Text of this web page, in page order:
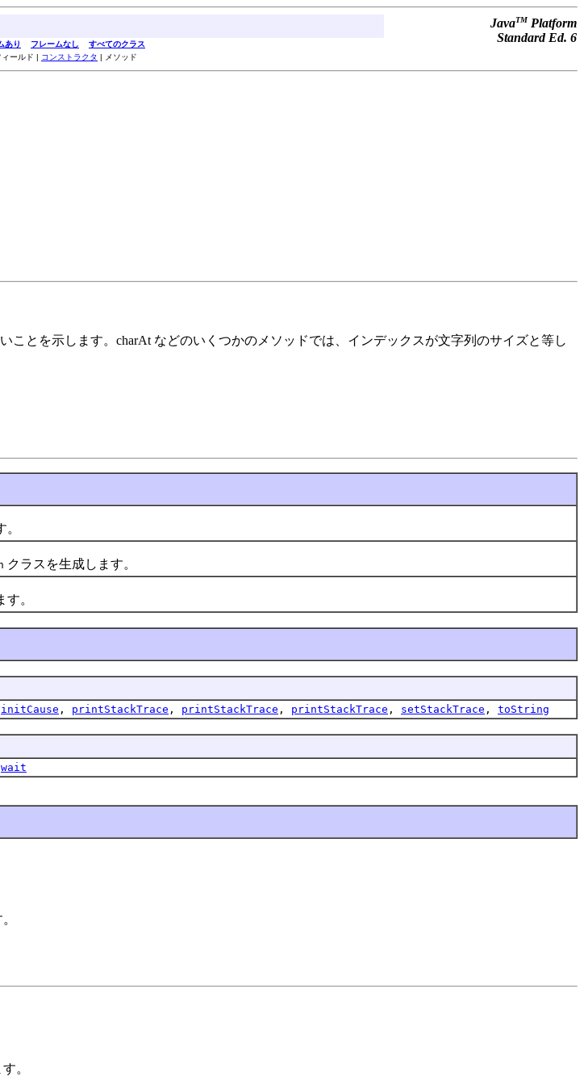
JavaTM Platform
Standard Ed. 6
あり フレームなし
すべてのクラス
ールド | コンストラクタ | メソッド
とを示します。charAt などのいくつかのメソッドでは、インデックスが文字列のサイズと等し
クラスを生成します。
す。
initCause , printStackTrace , printStackTrace , printStackTrace , setStackTrace , toString
wait
。